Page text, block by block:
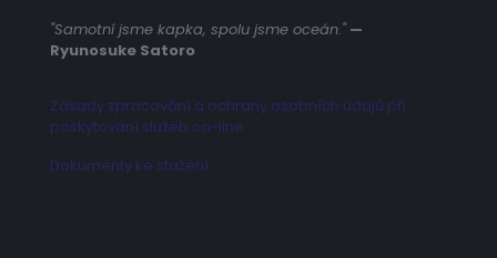
"Samotní jsme kapka, spolu jsme oceán." —
Ryunosuke Satoro
Zásady zpracování a ochrany osobních údajů při
poskytování služeb on-line
Dokumenty ke stažení